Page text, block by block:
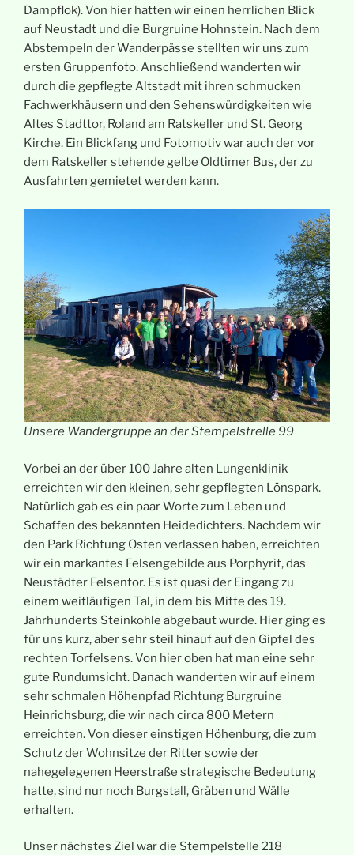
Dampflok). Von hier hatten wir einen herrlichen Blick
auf Neustadt und die Burgruine Hohnstein. Nach dem
Abstempeln der Wanderpässe stellten wir uns zum
ersten Gruppenfoto. Anschließend wanderten wir
durch die gepflegte Altstadt mit ihren schmucken
Fachwerkhäusern und den Sehenswürdigkeiten wie
Altes Stadttor, Roland am Ratskeller und St. Georg
Kirche. Ein Blickfang und Fotomotiv war auch der vor
dem Ratskeller stehende gelbe Oldtimer Bus, der zu
Ausfahrten gemietet werden kann.
Unsere Wandergruppe an der Stempelstrelle 99
Vorbei an der über 100 Jahre alten Lungenklinik
erreichten wir den kleinen, sehr gepflegten Lönspark.
Natürlich gab es ein paar Worte zum Leben und
Schaffen des bekannten Heidedichters. Nachdem wir
den Park Richtung Osten verlassen haben, erreichten
wir ein markantes Felsengebilde aus Porphyrit, das
Neustädter Felsentor. Es ist quasi der Eingang zu
einem weitläufigen Tal, in dem bis Mitte des 19.
Jahrhunderts Steinkohle abgebaut wurde. Hier ging es
für uns kurz, aber sehr steil hinauf auf den Gipfel des
rechten Torfelsens. Von hier oben hat man eine sehr
gute Rundumsicht. Danach wanderten wir auf einem
sehr schmalen Höhenpfad Richtung Burgruine
Heinrichsburg, die wir nach circa 800 Metern
erreichten. Von dieser einstigen Höhenburg, die zum
Schutz der Wohnsitze der Ritter sowie der
nahegelegenen Heerstraße strategische Bedeutung
hatte, sind nur noch Burgstall, Gräben und Wälle
erhalten.
Unser nächstes Ziel war die Stempelstelle 218